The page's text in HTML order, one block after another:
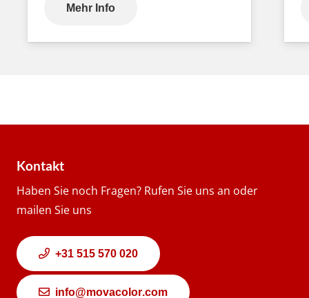
Mehr Info
Kontakt
Haben Sie noch Fragen? Rufen Sie uns an oder
mailen Sie uns
+31 515 570 020
info@movacolor.com